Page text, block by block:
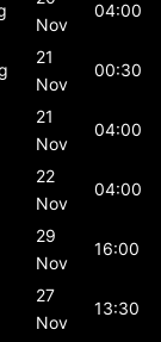
Nov
04:00
21
Nov
00:30
21
Nov
04:00
22
Nov
04:00
29
Nov
16:00
27
Nov
13:30